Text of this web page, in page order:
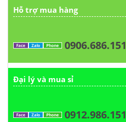
Hỗ trợ mua hàng
Face Zalo Phone 0906.686.151
Đại lý và mua sỉ
Face Zalo Phone 0912.986.151